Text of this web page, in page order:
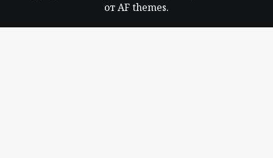
от AF themes.